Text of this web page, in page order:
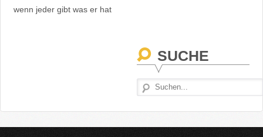
wenn jeder gibt was er hat
SUCHE